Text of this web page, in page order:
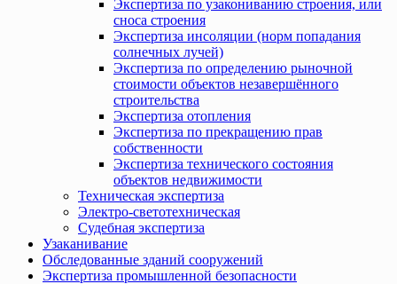
Экспертиза по узакониванию строения, или
сноса строения
Экспертиза инсоляции (норм попадания
солнечных лучей)
Экспертиза по определению рыночной
стоимости объектов незавершённого
строительства
Экспертиза отопления
Экспертиза по прекращению прав
собственности
Экспертиза технического состояния
объектов недвижимости
Техническая экспертиза
Электро-светотехническая
Судебная экспертиза
Узаканивание
Обследованные зданий сооружений
Экспертиза промышленной безопасности